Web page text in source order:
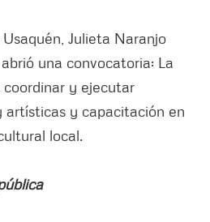
Julieta Naranjo
una convocatoria: La
y ejecutar
artísticas y capacitación en
local.